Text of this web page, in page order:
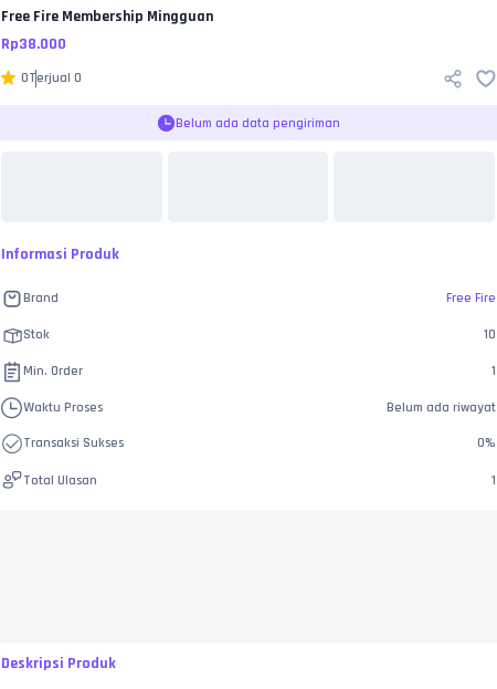
Free Fire Membership Mingguan
Rp38.000
0Terjual 0
Belum ada data pengiriman
Informasi Produk
Brand Free Fire
Stok 10
Min. Order 1
Waktu Proses Belum ada riwayat
Transaksi Sukses 0%
Total Ulasan 1
Deskripsi Produk